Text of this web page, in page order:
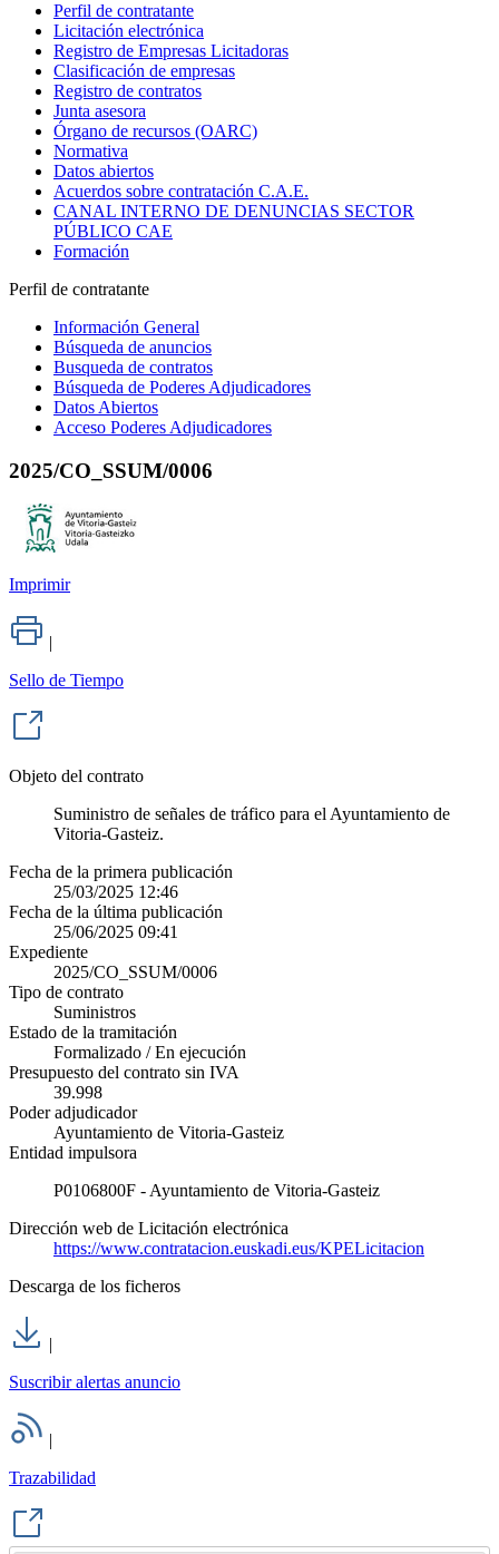
Perfil de contratante
Licitación electrónica
Registro de Empresas Licitadoras
Clasificación de empresas
Registro de contratos
Junta asesora
Órgano de recursos (OARC)
Normativa
Datos abiertos
Acuerdos sobre contratación C.A.E.
CANAL INTERNO DE DENUNCIAS SECTOR
PÚBLICO CAE
Formación
Perfil de contratante
Información General
Búsqueda de anuncios
Busqueda de contratos
Búsqueda de Poderes Adjudicadores
Datos Abiertos
Acceso Poderes Adjudicadores
2025/CO_SSUM/0006
Imprimir
|
Sello de Tiempo
Objeto del contrato
Suministro de señales de tráfico para el Ayuntamiento de
Vitoria-Gasteiz.
Fecha de la primera publicación
25/03/2025 12:46
Fecha de la última publicación
25/06/2025 09:41
Expediente
2025/CO_SSUM/0006
Tipo de contrato
Suministros
Estado de la tramitación
Formalizado / En ejecución
Presupuesto del contrato sin IVA
39.998
Poder adjudicador
Ayuntamiento de Vitoria-Gasteiz
Entidad impulsora
P0106800F - Ayuntamiento de Vitoria-Gasteiz
Dirección web de Licitación electrónica
https://www.contratacion.euskadi.eus/KPELicitacion
Descarga de los ficheros
|
Suscribir alertas anuncio
|
Trazabilidad